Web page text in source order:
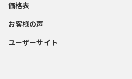
価格表
お客様の声
ユーザーサイト